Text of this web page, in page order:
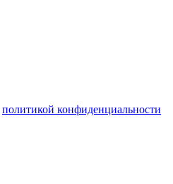
политикой конфиденциальности